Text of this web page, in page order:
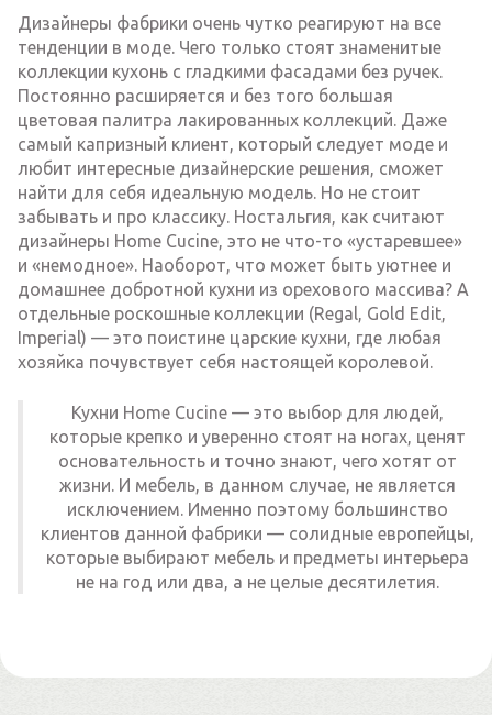
Дизайнеры фабрики очень чутко реагируют на все
тенденции в моде. Чего только стоят знаменитые
коллекции кухонь с гладкими фасадами без ручек.
Постоянно расширяется и без того большая
цветовая палитра лакированных коллекций. Даже
самый капризный клиент, который следует моде и
любит интересные дизайнерские решения, сможет
найти для себя идеальную модель. Но не стоит
забывать и про классику. Ностальгия, как считают
дизайнеры Home Cucine, это не что-то «устаревшее»
и «немодное». Наоборот, что может быть уютнее и
домашнее добротной кухни из орехового массива? А
отдельные роскошные коллекции (Regal, Gold Edit,
Imperial) — это поистине царские кухни, где любая
хозяйка почувствует себя настоящей королевой.
Кухни Home Cucine — это выбор для людей,
которые крепко и уверенно стоят на ногах, ценят
основательность и точно знают, чего хотят от
жизни. И мебель, в данном случае, не является
исключением. Именно поэтому большинство
клиентов данной фабрики — солидные европейцы,
которые выбирают мебель и предметы интерьера
не на год или два, а не целые десятилетия.